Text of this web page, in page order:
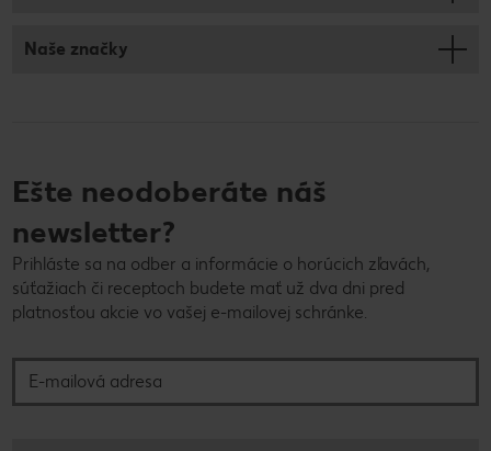
Naše značky
Ešte neodoberáte náš
newsletter?
Prihláste sa na odber a informácie o horúcich zľavách,
súťažiach či receptoch budete mať už dva dni pred
platnosťou akcie vo vašej e-mailovej schránke.